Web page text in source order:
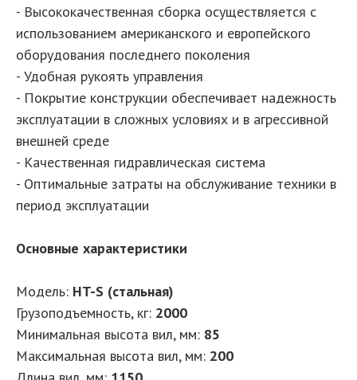
- Высококачественная сборка осуществляется с
использованием американского и европейского
оборудования последнего поколения
- Удобная рукоять управления
- Покрытие конструкции обеспечивает надежность
эксплуатации в сложных условиях и в агрессивной
внешней среде
- Качественная гидравлическая система
- Оптимальные затраты на обслуживание техники в
период эксплуатации
Основные характеристики
Модель: HT-S (стальная)
Грузоподъемность, кг: 2000
Минимальная высота вил, мм: 85
Максимальная высота вил, мм: 200